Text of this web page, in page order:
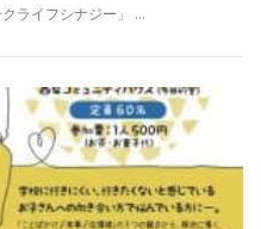
ライフシナジー」 …